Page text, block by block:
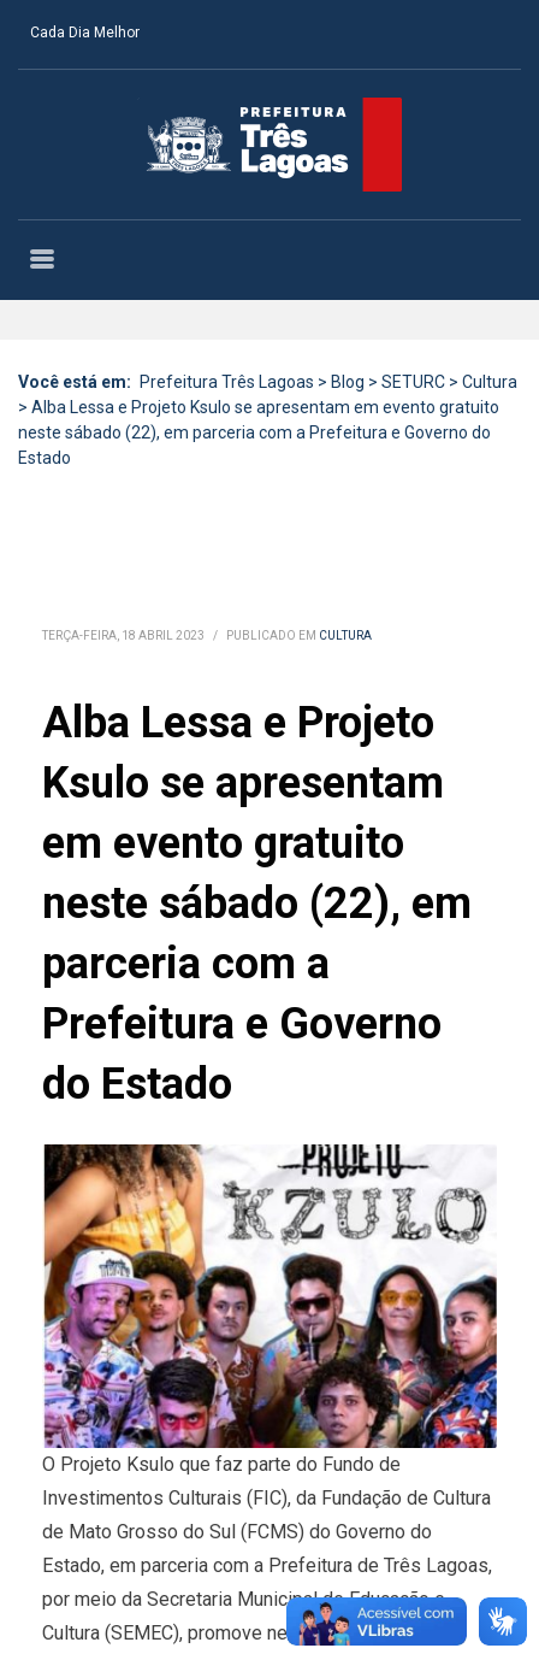
Cada Dia Melhor
Você está em: Prefeitura Três Lagoas > Blog > SETURC > Cultura
> Alba Lessa e Projeto Ksulo se apresentam em evento gratuito
neste sábado (22), em parceria com a Prefeitura e Governo do
Estado
TERÇA-FEIRA, 18 ABRIL 2023 / PUBLICADO EM CULTURA
Alba Lessa e Projeto
Ksulo se apresentam
em evento gratuito
neste sábado (22), em
parceria com a
Prefeitura e Governo
do Estado
O Projeto Ksulo que faz parte do Fundo de
Investimentos Culturais (FIC), da Fundação de Cultura
de Mato Grosso do Sul (FCMS) do Governo do
Estado, em parceria com a Prefeitura de Três Lagoas,
por meio da Secretaria Municipal de Educação e
Cultura (SEMEC), promove neste sábado (22),